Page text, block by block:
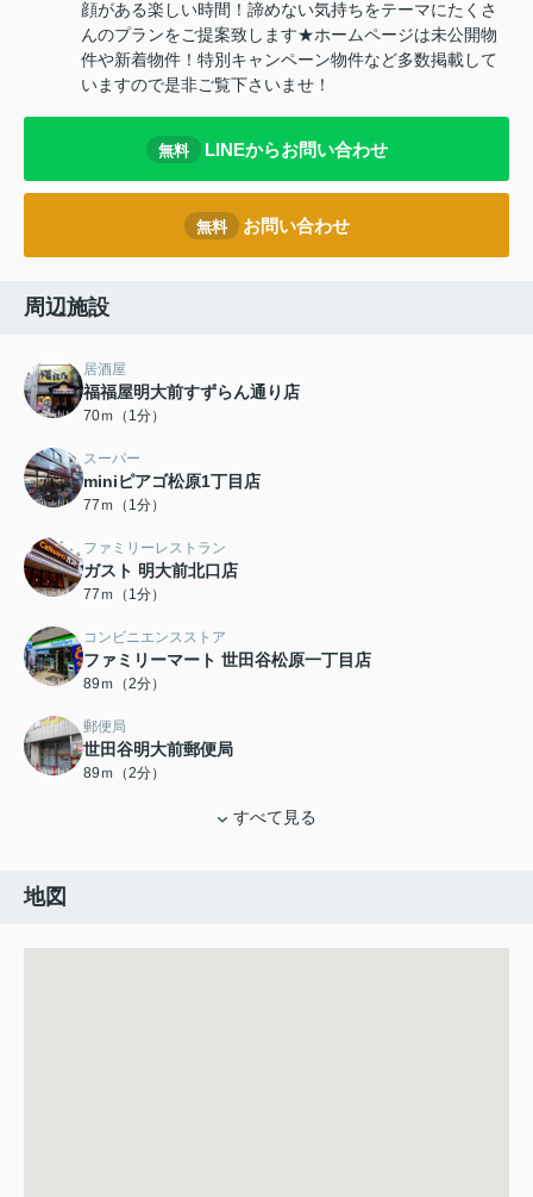
顔がある楽しい時間！諦めない気持ちをテーマにたくさ
んのプランをご提案致します★ホームページは未公開物
件や新着物件！特別キャンペーン物件など多数掲載して
いますので是非ご覧下さいませ！
無料 LINEからお問い合わせ
無料 お問い合わせ
周辺施設
居酒屋
福福屋明大前すずらん通り店
70ｍ（1分）
スーパー
miniピアゴ松原1丁目店
77ｍ（1分）
ファミリーレストラン
ガスト 明大前北口店
77ｍ（1分）
コンビニエンスストア
ファミリーマート 世田谷松原一丁目店
89ｍ（2分）
郵便局
世田谷明大前郵便局
89ｍ（2分）
すべて見る
地図